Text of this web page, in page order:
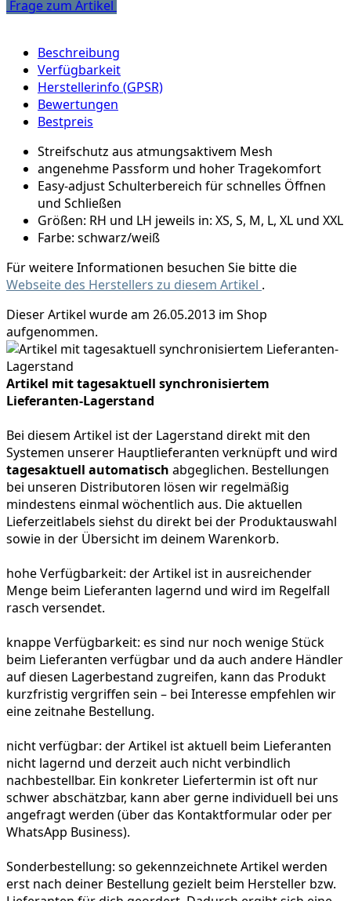
Frage zum Artikel
Beschreibung
Verfügbarkeit
Herstellerinfo (GPSR)
Bewertungen
Bestpreis
Streifschutz aus atmungsaktivem Mesh
angenehme Passform und hoher Tragekomfort
Easy-adjust Schulterbereich für schnelles Öffnen
und Schließen
Größen: RH und LH jeweils in: XS, S, M, L, XL und XXL
Farbe: schwarz/weiß
Für weitere Informationen besuchen Sie bitte die
Webseite des Herstellers zu diesem Artikel .
Dieser Artikel wurde am 26.05.2013 im Shop
aufgenommen.
Artikel mit tagesaktuell synchronisiertem
Lieferanten-Lagerstand
Bei diesem Artikel ist der Lagerstand direkt mit den
Systemen unserer Hauptlieferanten verknüpft und wird
tagesaktuell automatisch abgeglichen. Bestellungen
bei unseren Distributoren lösen wir regelmäßig
mindestens einmal wöchentlich aus. Die aktuellen
Lieferzeitlabels siehst du direkt bei der Produktauswahl
sowie in der Übersicht im deinem Warenkorb.
hohe Verfügbarkeit: der Artikel ist in ausreichender
Menge beim Lieferanten lagernd und wird im Regelfall
rasch versendet.
knappe Verfügbarkeit: es sind nur noch wenige Stück
beim Lieferanten verfügbar und da auch andere Händler
auf diesen Lagerbestand zugreifen, kann das Produkt
kurzfristig vergriffen sein – bei Interesse empfehlen wir
eine zeitnahe Bestellung.
nicht verfügbar: der Artikel ist aktuell beim Lieferanten
nicht lagernd und derzeit auch nicht verbindlich
nachbestellbar. Ein konkreter Liefertermin ist oft nur
schwer abschätzbar, kann aber gerne individuell bei uns
angefragt werden (über das Kontaktformular oder per
WhatsApp Business).
Sonderbestellung: so gekennzeichnete Artikel werden
erst nach deiner Bestellung gezielt beim Hersteller bzw.